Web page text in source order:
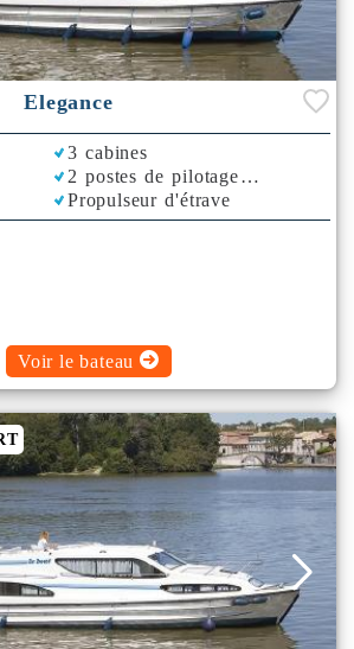
Elegance
3 cabines
2 postes de pilotage
Propulseur d'étrave
Rafraichisseur d'Air
Voir le bateau